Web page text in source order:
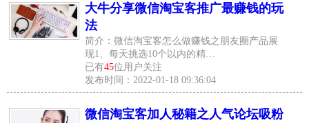
大牛分享微信淘宝客推广最赚钱的玩
法
简介：微信淘宝客怎么做赚钱之朋友圈产品展
现1、每天挑选10个以内的精…
已有45位用户关注
发布时间：2022-01-18 09:36:04
微信淘宝客加人秘籍之人气论坛吸粉